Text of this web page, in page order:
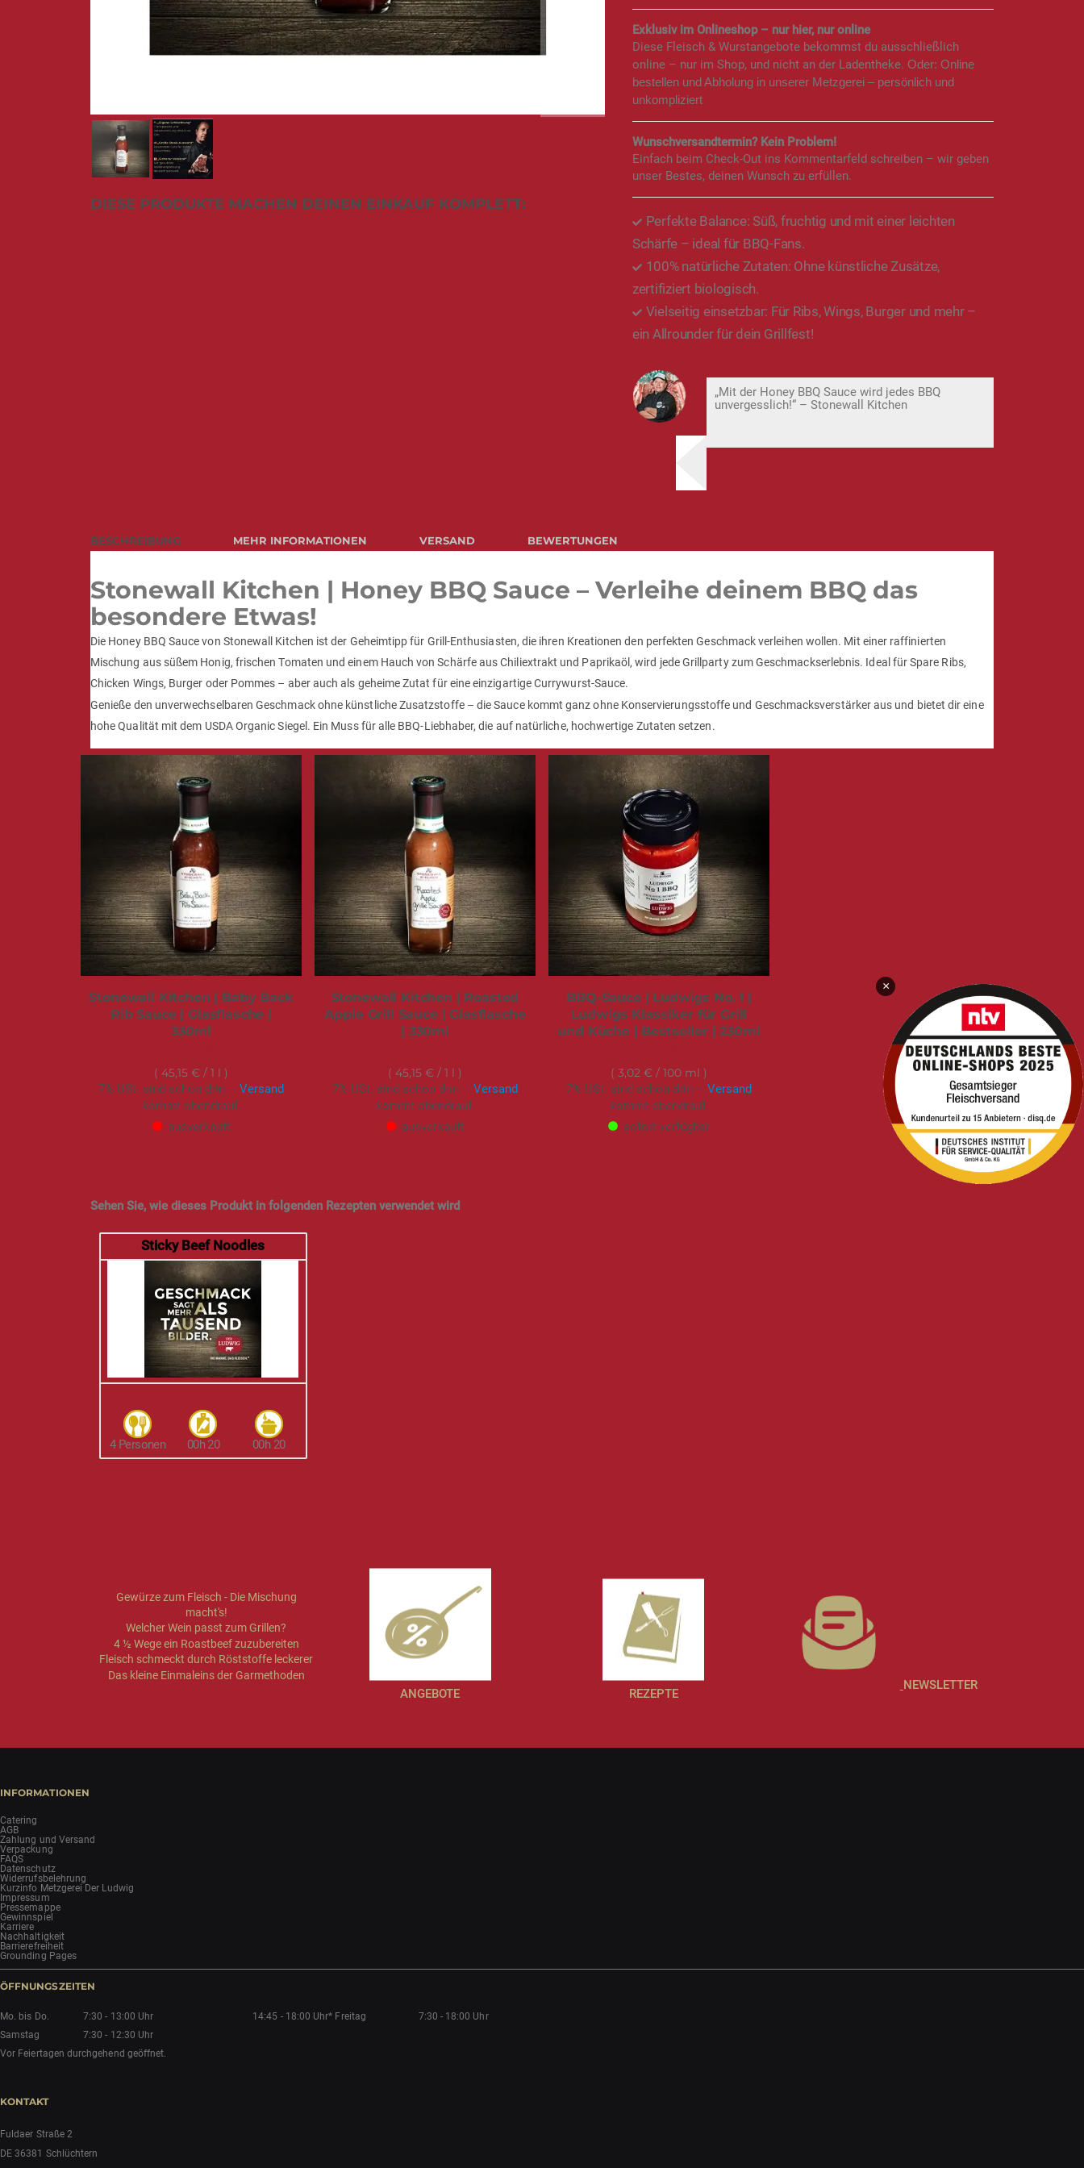
Anfang
Exklusiv im Onlineshop – nur hier, nur online
Diese Fleisch & Wurstangebote bekommst du ausschließlich
online – nur im Shop, und nicht an der Ladentheke. Oder: Online
bestellen und Abholung in unserer Metzgerei – persönlich und
unkompliziert
Wunschversandtermin? Kein Problem!
Einfach beim Check-Out ins Kommentarfeld schreiben – wir geben
unser Bestes, deinen Wunsch zu erfüllen.
Perfekte Balance: Süß, fruchtig und mit einer leichten
Schärfe – ideal für BBQ-Fans.
100% natürliche Zutaten: Ohne künstliche Zusätze,
zertifiziert biologisch.
Vielseitig einsetzbar: Für Ribs, Wings, Burger und mehr –
ein Allrounder für dein Grillfest!
„Mit der Honey BBQ Sauce wird jedes BBQ
unvergesslich!“ – Stonewall Kitchen
BESCHREIBUNG
Stonewall Kitchen | Honey BBQ Sauce – Verleihe deinem BBQ das
besondere Etwas!
Die Honey BBQ Sauce von Stonewall Kitchen ist der Geheimtipp für Grill-Enthusiasten, die ihren Kreationen den perfekten Geschmack verleihen wollen. Mit einer raffinierten
Mischung aus süßem Honig, frischen Tomaten und einem Hauch von Schärfe aus Chiliextrakt und Paprikaöl, wird jede Grillparty zum Geschmackserlebnis. Ideal für Spare Ribs,
Chicken Wings, Burger oder Pommes – aber auch als geheime Zutat für eine einzigartige Currywurst-Sauce.
Genieße den unverwechselbaren Geschmack ohne künstliche Zusatzstoffe – die Sauce kommt ganz ohne Konservierungsstoffe und Geschmacksverstärker aus und bietet dir eine
hohe Qualität mit dem USDA Organic Siegel. Ein Muss für alle BBQ-Liebhaber, die auf natürliche, hochwertige Zutaten setzen.
MEHR INFORMATIONEN VERSAND BEWERTUNGEN
DIESE PRODUKTE MACHEN DEINEN EINKAUF KOMPLETT:
Stonewall Kitchen | Baby Back
Rib Sauce | Glasflasche |
330ml
45,15 € / 1 l
7% USt. sind schon drin – Versand
kommt obendrauf.
ausverkauft
Stonewall Kitchen | Roasted
Apple Grill Sauce | Glasflasche
| 330ml
45,15 € / 1 l
7% USt. sind schon drin – Versand
kommt obendrauf.
ausverkauft
BBQ-Sauce | Ludwigs No. 1 |
Ludwigs Klassiker für Grill
und Küche | Bestseller | 230ml
3,02 € / 100 ml
7% USt. sind schon drin – Versand
kommt obendrauf.
sofort verfügbar
Sehen Sie, wie dieses Produkt in folgenden Rezepten verwendet wird
Sticky Beef Noodles
4 Personen 00h 20 00h 20
Gewürze zum Fleisch - Die Mischung
macht's!
Welcher Wein passt zum Grillen?
4 ½ Wege ein Roastbeef zuzubereiten
Fleisch schmeckt durch Röststoffe leckerer
Das kleine Einmaleins der Garmethoden
ANGEBOTE REZEPTE
NEWSLETTER
INFORMATIONEN
Catering
AGB
Zahlung und Versand
Verpackung
FAQS
Datenschutz
Widerrufsbelehrung
Kurzinfo Metzgerei Der Ludwig
Impressum
Pressemappe
Gewinnspiel
Karriere
Nachhaltigkeit
Barrierefreiheit
Grounding Pages
ÖFFNUNGSZEITEN
Mo. bis Do. 7:30 - 13:00 Uhr 14:45 - 18:00 Uhr* Freitag
7:30 - 18:00 Uhr
Samstag
7:30 - 12:30 Uhr
Vor Feiertagen durchgehend geöffnet.
KONTAKT
Fuldaer Straße 2
DE 36381 Schlüchtern
×